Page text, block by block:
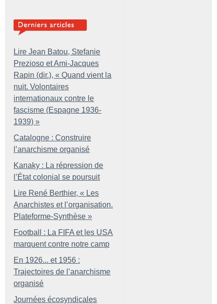
Lire Jean Batou, Stefanie
Prezioso et Ami-Jacques
Rapin (dir.), « Quand vient la
nuit. Volontaires
internationaux contre le
fascisme (Espagne 1936-
1939) »
Catalogne : Construire
l’anarchisme organisé
Kanaky : La répression de
l’État colonial se poursuit
Lire René Berthier, « Les
Anarchistes et l’organisation.
Plateforme-Synthèse »
Football : La FIFA et les USA
marquent contre notre camp
En 1926... et 1956 :
Trajectoires de l’anarchisme
organisé
Journées écosyndicales